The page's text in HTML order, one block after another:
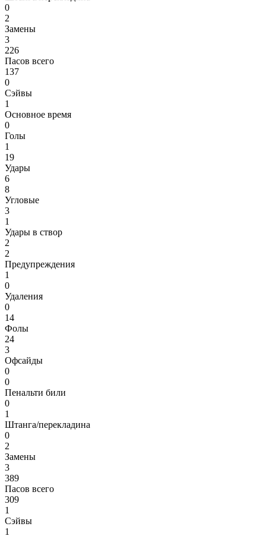
0
2
Замены
3
226
Пасов всего
137
0
Сэйвы
1
Основное время
0
Голы
1
19
Удары
6
8
Угловые
3
1
Удары в створ
2
2
Предупреждения
1
0
Удаления
0
14
Фолы
24
3
Офсайды
0
0
Пенальти били
0
1
Штанга/перекладина
0
2
Замены
3
389
Пасов всего
309
1
Сэйвы
1